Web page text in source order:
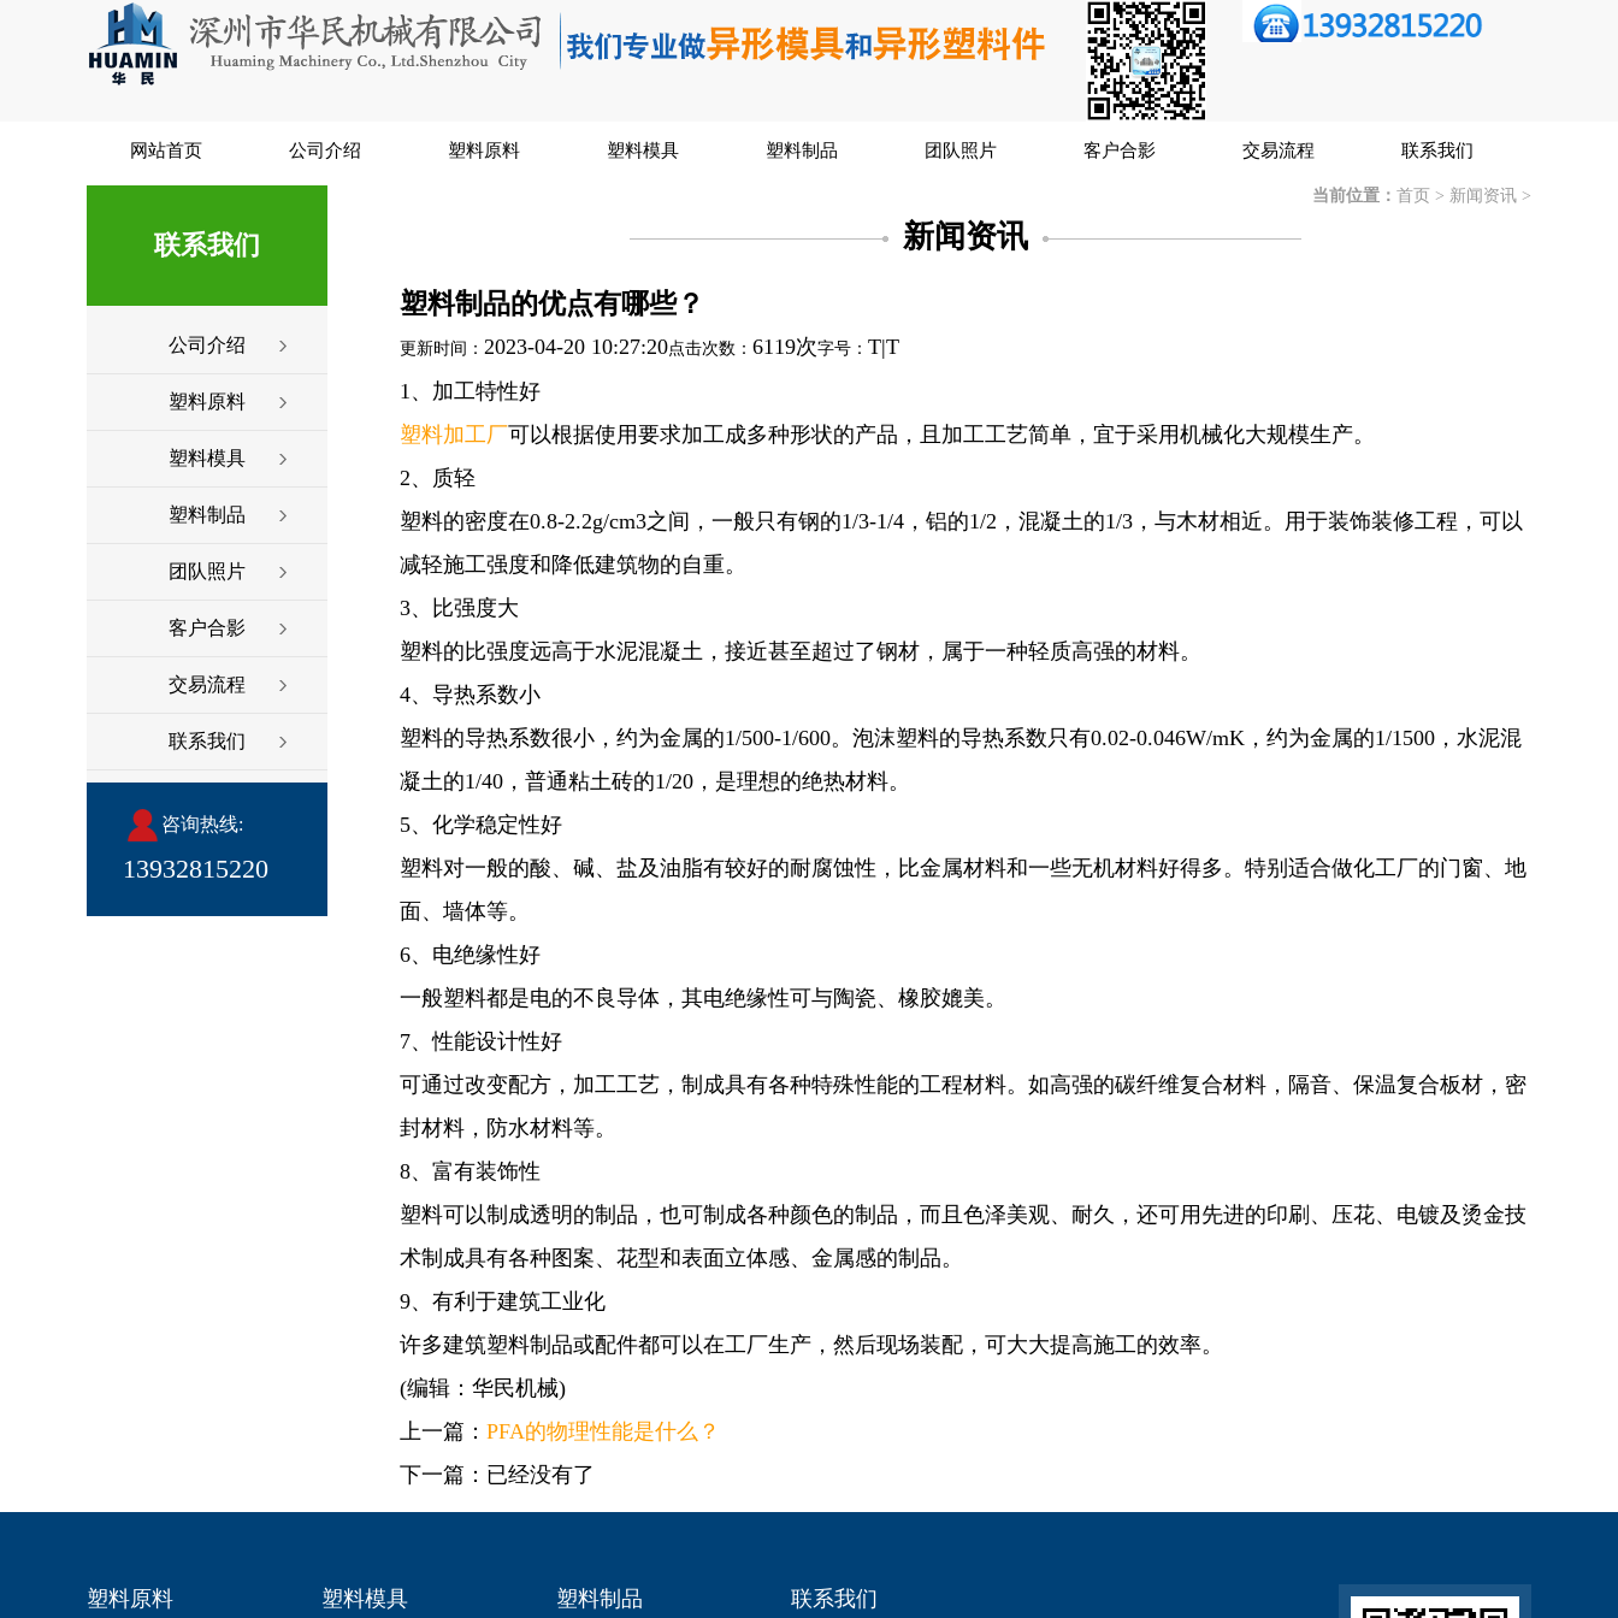
网站首页 公司介绍 塑料原料 塑料模具 塑料制品 团队照片 客户合影 交易流程 联系我们
联系我们
公司介绍
塑料原料
塑料模具
塑料制品
团队照片
客户合影
交易流程
联系我们
咨询热线:
13932815220
当前位置： 首页 > 新闻资讯 >
新闻资讯
塑料制品的优点有哪些？
更新时间： 2023-04-20 10:27:20点击次数： 6119次字号： T|T
1、加工特性好
塑料加工厂可以根据使用要求加工成多种形状的产品，且加工工艺简单，宜于采用机械化大规模生产。
2、质轻
塑料的密度在0.8-2.2g/cm3之间，一般只有钢的1/3-1/4，铝的1/2，混凝土的1/3，与木材相近。用于装饰装修工程，可以
减轻施工强度和降低建筑物的自重。
3、比强度大
塑料的比强度远高于水泥混凝土，接近甚至超过了钢材，属于一种轻质高强的材料。
4、导热系数小
塑料的导热系数很小，约为金属的1/500-1/600。泡沫塑料的导热系数只有0.02-0.046W/mK，约为金属的1/1500，水泥混
凝土的1/40，普通粘土砖的1/20，是理想的绝热材料。
5、化学稳定性好
塑料对一般的酸、碱、盐及油脂有较好的耐腐蚀性，比金属材料和一些无机材料好得多。特别适合做化工厂的门窗、地
面、墙体等。
6、电绝缘性好
一般塑料都是电的不良导体，其电绝缘性可与陶瓷、橡胶媲美。
7、性能设计性好
可通过改变配方，加工工艺，制成具有各种特殊性能的工程材料。如高强的碳纤维复合材料，隔音、保温复合板材，密
封材料，防水材料等。
8、富有装饰性
塑料可以制成透明的制品，也可制成各种颜色的制品，而且色泽美观、耐久，还可用先进的印刷、压花、电镀及烫金技
术制成具有各种图案、花型和表面立体感、金属感的制品。
9、有利于建筑工业化
许多建筑塑料制品或配件都可以在工厂生产，然后现场装配，可大大提高施工的效率。
(编辑：华民机械)
上一篇： PFA的物理性能是什么？
下一篇：已经没有了
塑料原料 塑料模具 塑料制品 联系我们